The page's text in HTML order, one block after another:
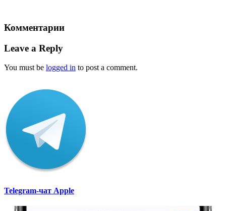
Комментарии
Leave a Reply
You must be logged in to post a comment.
Telegram-чат Apple